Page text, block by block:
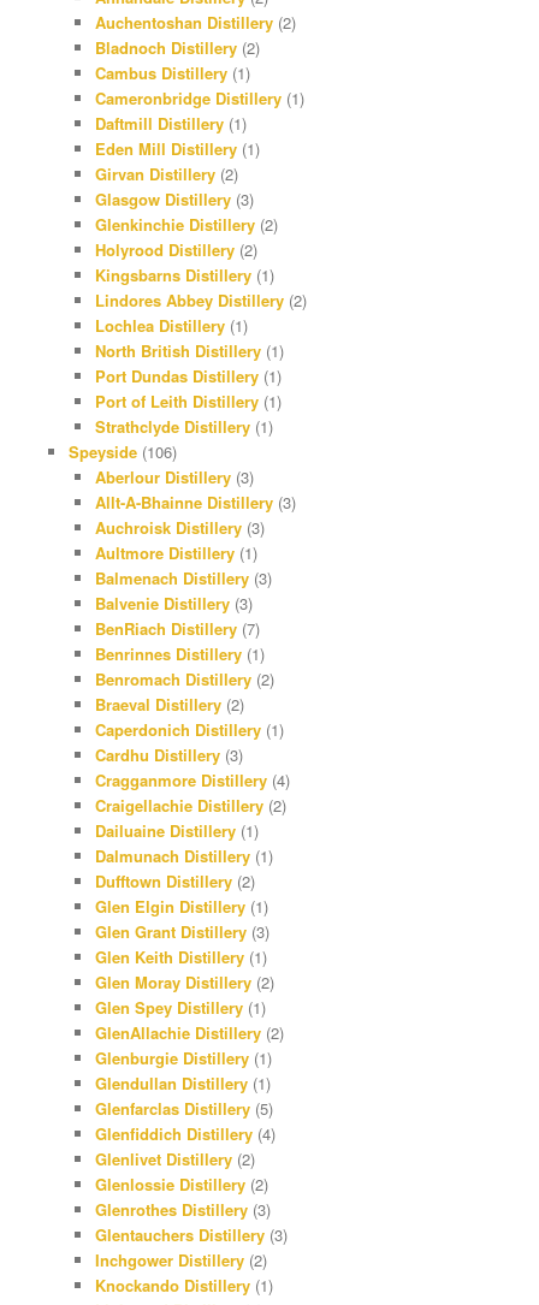
Auchentoshan Distillery (2)
Bladnoch Distillery (2)
Cambus Distillery (1)
Cameronbridge Distillery (1)
Daftmill Distillery (1)
Eden Mill Distillery (1)
Girvan Distillery (2)
Glasgow Distillery (3)
Glenkinchie Distillery (2)
Holyrood Distillery (2)
Kingsbarns Distillery (1)
Lindores Abbey Distillery (2)
Lochlea Distillery (1)
North British Distillery (1)
Port Dundas Distillery (1)
Port of Leith Distillery (1)
Strathclyde Distillery (1)
Speyside(106)
Aberlour Distillery (3)
Allt-A-Bhainne Distillery (3)
Auchroisk Distillery (3)
Aultmore Distillery (1)
Balmenach Distillery (3)
Balvenie Distillery (3)
BenRiach Distillery (7)
Benrinnes Distillery (1)
Benromach Distillery (2)
Braeval Distillery (2)
Caperdonich Distillery (1)
Cardhu Distillery (3)
Cragganmore Distillery (4)
Craigellachie Distillery (2)
Dailuaine Distillery (1)
Dalmunach Distillery (1)
Dufftown Distillery (2)
Glen Elgin Distillery (1)
Glen Grant Distillery (3)
Glen Keith Distillery (1)
Glen Moray Distillery (2)
Glen Spey Distillery (1)
GlenAllachie Distillery (2)
Glenburgie Distillery (1)
Glendullan Distillery (1)
Glenfarclas Distillery (5)
Glenfiddich Distillery (4)
Glenlivet Distillery (2)
Glenlossie Distillery (2)
Glenrothes Distillery (3)
Glentauchers Distillery (3)
Inchgower Distillery (2)
Knockando Distillery (1)